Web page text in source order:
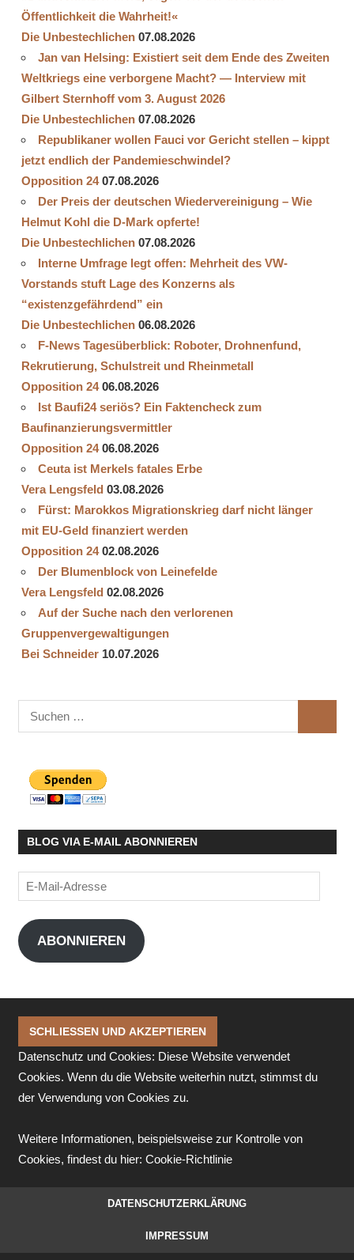
Öffentlichkeit die Wahrheit!«
Die Unbestechlichen 07.08.2026
Jan van Helsing: Existiert seit dem Ende des Zweiten
Weltkriegs eine verborgene Macht? — Interview mit
Gilbert Sternhoff vom 3. August 2026
Die Unbestechlichen 07.08.2026
Republikaner wollen Fauci vor Gericht stellen – kippt
jetzt endlich der Pandemieschwindel?
Opposition 24 07.08.2026
Der Preis der deutschen Wiedervereinigung – Wie
Helmut Kohl die D‑Mark opferte!
Die Unbestechlichen 07.08.2026
Interne Umfrage legt offen: Mehrheit des VW-
Vorstands stuft Lage des Konzerns als
“existenzgefährdend” ein
Die Unbestechlichen 06.08.2026
F-News Tagesüberblick: Roboter, Drohnenfund,
Rekrutierung, Schulstreit und Rheinmetall
Opposition 24 06.08.2026
Ist Baufi24 seriös? Ein Faktencheck zum
Baufinanzierungsvermittler
Opposition 24 06.08.2026
Ceuta ist Merkels fatales Erbe
Vera Lengsfeld 03.08.2026
Fürst: Marokkos Migrationskrieg darf nicht länger
mit EU-Geld finanziert werden
Opposition 24 02.08.2026
Der Blumenblock von Leinefelde
Vera Lengsfeld 02.08.2026
Auf der Suche nach den verlorenen
Gruppenvergewaltigungen
Bei Schneider 10.07.2026
Suchen
nach:
BLOG VIA E-MAIL ABONNIEREN
E-
Mail-
Adresse
ABONNIEREN
Datenschutz und Cookies: Diese Website verwendet
Cookies. Wenn du die Website weiterhin nutzt, stimmst du
der Verwendung von Cookies zu.
Weitere Informationen, beispielsweise zur Kontrolle von
Cookies, findest du hier: Cookie-Richtlinie
DATENSCHUTZERKLÄRUNG
IMPRESSUM